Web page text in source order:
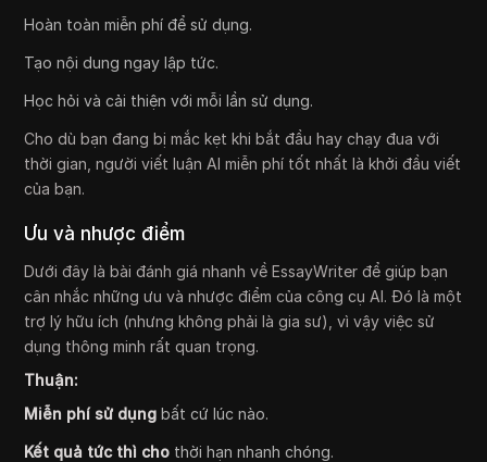
Hoàn toàn miễn phí để sử dụng.
Tạo nội dung ngay lập tức.
Học hỏi và cải thiện với mỗi lần sử dụng.
Cho dù bạn đang bị mắc kẹt khi bắt đầu hay chạy đua với
thời gian, người viết luận AI miễn phí tốt nhất là khởi đầu viết
của bạn.
Ưu và nhược điểm
Dưới đây là bài đánh giá nhanh về EssayWriter để giúp bạn
cân nhắc những ưu và nhược điểm của công cụ AI. Đó là một
trợ lý hữu ích (nhưng không phải là gia sư), vì vậy việc sử
dụng thông minh rất quan trọng.
Thuận:
Miễn phí sử dụng bất cứ lúc nào.
Kết quả tức thì cho thời hạn nhanh chóng.